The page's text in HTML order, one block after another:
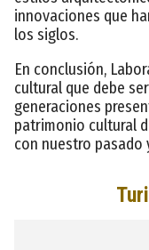
innovaciones que
los siglos.
En conclusión,
cultural que debe
generaciones
patrimonio cultural
con nuestro pasado